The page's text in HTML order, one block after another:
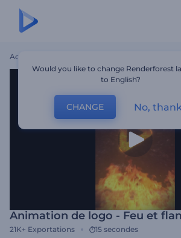
Accueil
Animation de logo - Feu et
21K+ Exportations 15 secondes
Would you like to change Renderforest
to English?
CHANGE No,